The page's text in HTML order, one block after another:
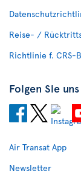
Reise- /
Richtlinie f. CRS-
Folgen Sie uns
Air Transat App
Newsletter